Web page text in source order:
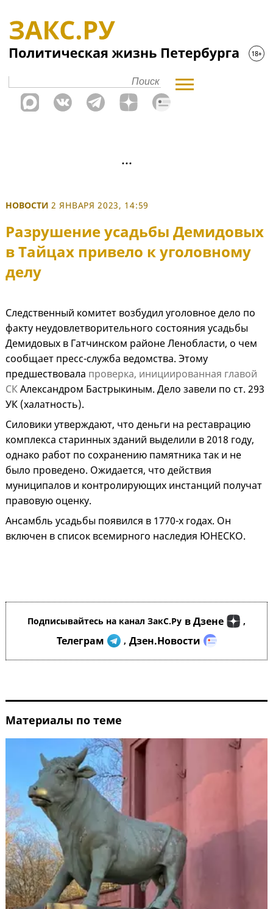
НОВОСТИ 2 ЯНВАРЯ 2023, 14:59
Разрушение усадьбы Демидовых
в Тайцах привело к уголовному
делу
Следственный комитет возбудил уголовное дело по
факту неудовлетворительного состояния усадьбы
Демидовых в Гатчинском районе Ленобласти, о чем
сообщает пресс-служба ведомства. Этому
предшествовала проверка, инициированная главой
СКАлександром Бастрыкиным. Дело завели по ст. 293
УК (халатность).
Силовики утверждают, что деньги на реставрацию
комплекса старинных зданий выделили в 2018 году,
однако работ по сохранению памятника так и не
было проведено. Ожидается, что действия
муниципалов и контролирующих инстанций получат
правовую оценку.
Ансамбль усадьбы появился в 1770-х годах. Он
включен в список всемирного наследия ЮНЕСКО.
Подписывайтесь на канал ЗакС.Ру в Дзене ,
Телеграм , Дзен.Новости
Материалы по теме